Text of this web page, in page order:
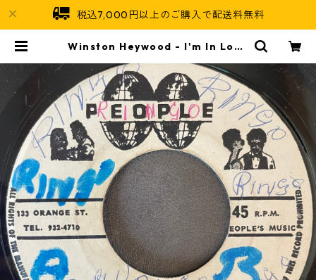
税込7,000円以上のご購入で配送料無料
Winston Heywood - I'm In Love